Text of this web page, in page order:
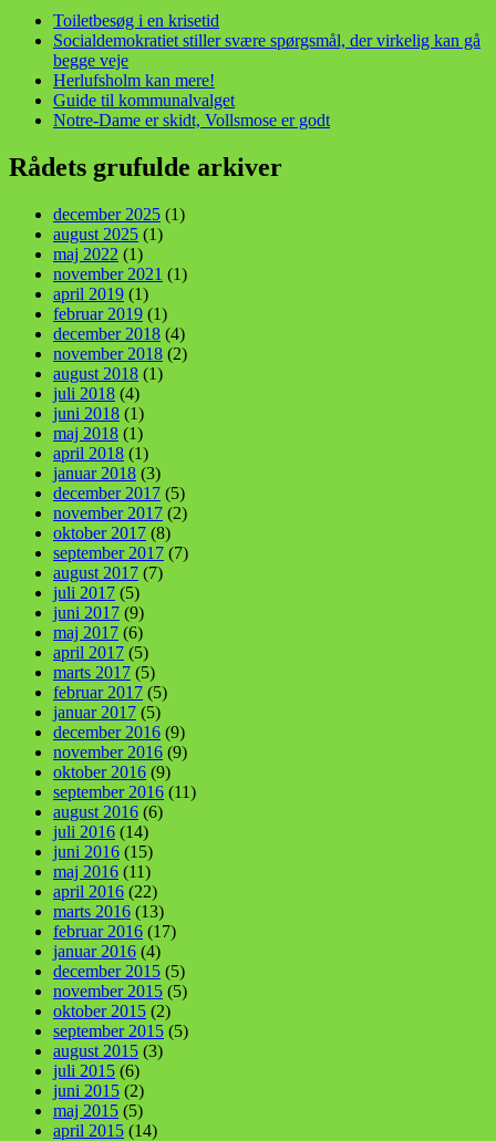
Toiletbesøg i en krisetid
Socialdemokratiet stiller svære spørgsmål, der virkelig kan gå
begge veje
Herlufsholm kan mere!
Guide til kommunalvalget
Notre-Dame er skidt, Vollsmose er godt
Rådets grufulde arkiver
december 2025 (1)
august 2025 (1)
maj 2022 (1)
november 2021 (1)
april 2019 (1)
februar 2019 (1)
december 2018 (4)
november 2018 (2)
august 2018 (1)
juli 2018 (4)
juni 2018 (1)
maj 2018 (1)
april 2018 (1)
januar 2018 (3)
december 2017 (5)
november 2017 (2)
oktober 2017 (8)
september 2017 (7)
august 2017 (7)
juli 2017 (5)
juni 2017 (9)
maj 2017 (6)
april 2017 (5)
marts 2017 (5)
februar 2017 (5)
januar 2017 (5)
december 2016 (9)
november 2016 (9)
oktober 2016 (9)
september 2016 (11)
august 2016 (6)
juli 2016 (14)
juni 2016 (15)
maj 2016 (11)
april 2016 (22)
marts 2016 (13)
februar 2016 (17)
januar 2016 (4)
december 2015 (5)
november 2015 (5)
oktober 2015 (2)
september 2015 (5)
august 2015 (3)
juli 2015 (6)
juni 2015 (2)
maj 2015 (5)
april 2015 (14)